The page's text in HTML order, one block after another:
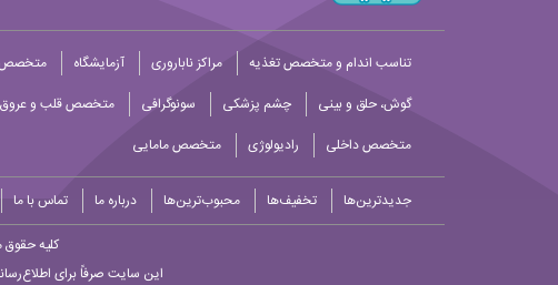
تناسب اندام و متخصص تغذیه مراکز ناباروری آزمایشگاه متخصص
گوش، حلق و بینی
چشم پزشکی سونوگرافی متخصص قلب و عروق
متخصص داخلی
رادیولوژی متخصص مامایی
جدیدترین‌ها تخفیف‌ها محبوب‌ترین‌ها درباره ما تماس با ما
کلیه
این سایت صرفاً برای